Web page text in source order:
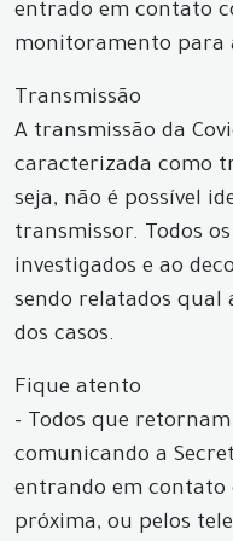
entrado em contato
monitoramento para
Transmissão
A transmissão da
caracterizada como
seja, não é possível
transmissor. Todos
investigados e ao
sendo relatados qual
dos casos.
Fique atento
- Todos que
comunicando a
entrando em contato
próxima, ou pelos